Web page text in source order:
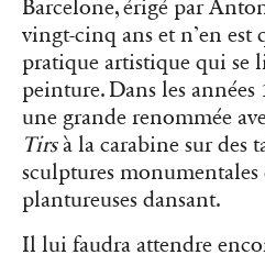
Barcelone, érigé par
vingt-cinq ans et n’en est
pratique artistique qui se
peinture. Dans les
une grande renommée
Tirsà la carabine sur des
sculptures monumentales
plantureuses dansant.
Il lui faudra attendre